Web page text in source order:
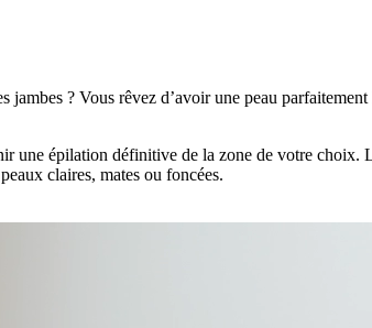
? Vous rêvez d’avoir une peau
une épilation définitive de la zone de votre choix.
claires, mates ou foncées.